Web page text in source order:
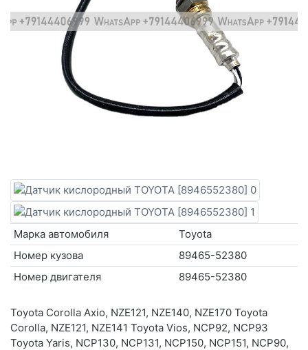
Марка автомобиля
Toyota
Номер кузова
89465-52380
Номер двигателя
89465-52380
Toyota Corolla Axio, NZE121, NZE140, NZE170 Toyota
Corolla, NZE121, NZE141 Toyota Vios, NCP92, NCP93
Toyota Yaris, NCP130, NCP131, NCP150, NCP151, NCP90,